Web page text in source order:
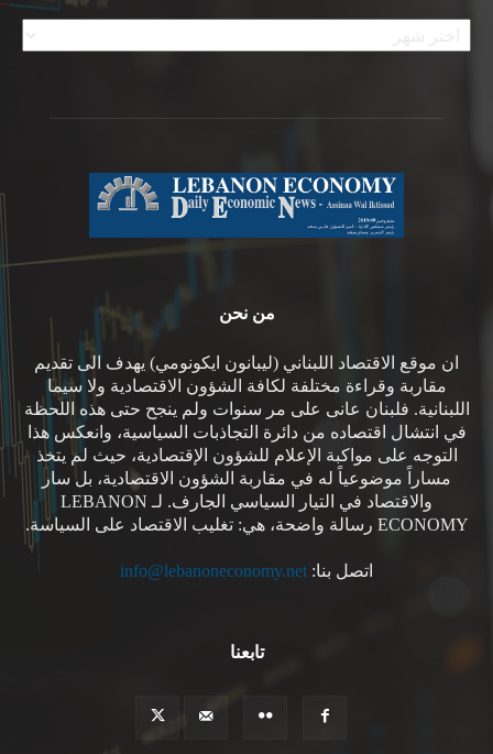
الأرشيف
من نحن
ان موقع الاقتصاد اللبناني (ليبانون ايكونومي) يهدف الى تقديم
مقاربة وقراءة مختلفة لكافة الشؤون الاقتصادية ولا سيما
اللبنانية. فلبنان عانى على مر سنوات ولم ينجح حتى هذه اللحظة
في انتشال اقتصاده من دائرة التجاذبات السياسية، وانعكس هذا
التوجه على مواكبة الإعلام للشؤون الإقتصادية، حيث لم يتخذ
مساراً موضوعياً له في مقاربة الشؤون الاقتصادية، بل سار
والاقتصاد في التيار السياسي الجارف. لـ LEBANON
ECONOMY رسالة واضحة، هي: تغليب الاقتصاد على السياسة.
اتصل بنا: info@lebanoneconomy.net
تابعنا